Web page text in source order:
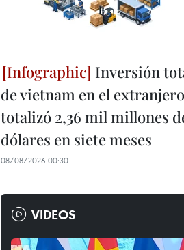
Inversión
de vietnam en el extranjero
totalizó 2,36 mil millones
dólares en siete meses
08/08/2026 00:30
VIDEOS